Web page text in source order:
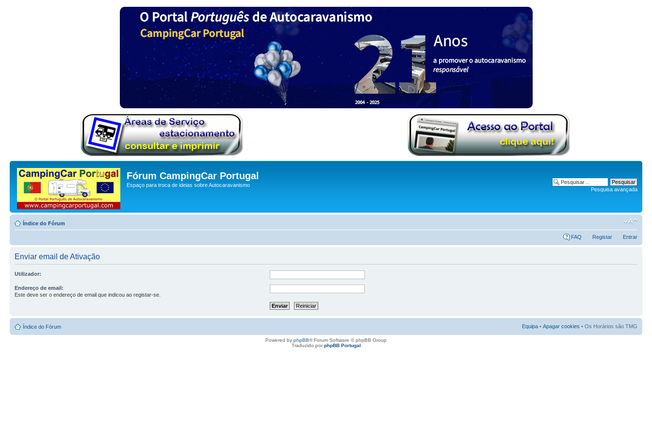
Fórum CampingCar Portugal
Espaço para troca de ideias sobre Autocaravanismo
Pesquisa avançada
Índice do Fórum
FAQ Registar Entrar
Enviar email de Ativação
Utilizador:
Endereço de email:
Este deve ser o endereço de email que indicou ao registar-se.
Índice do Fórum Equipa • Apagar cookies • Os Horários são TMG
Powered by phpBB® Forum Software © phpBB Group
Traduzido porphpBB Portugal